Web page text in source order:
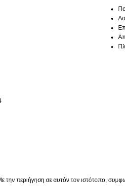
την περιήγηση σε αυτόν τον ιστότοπο,